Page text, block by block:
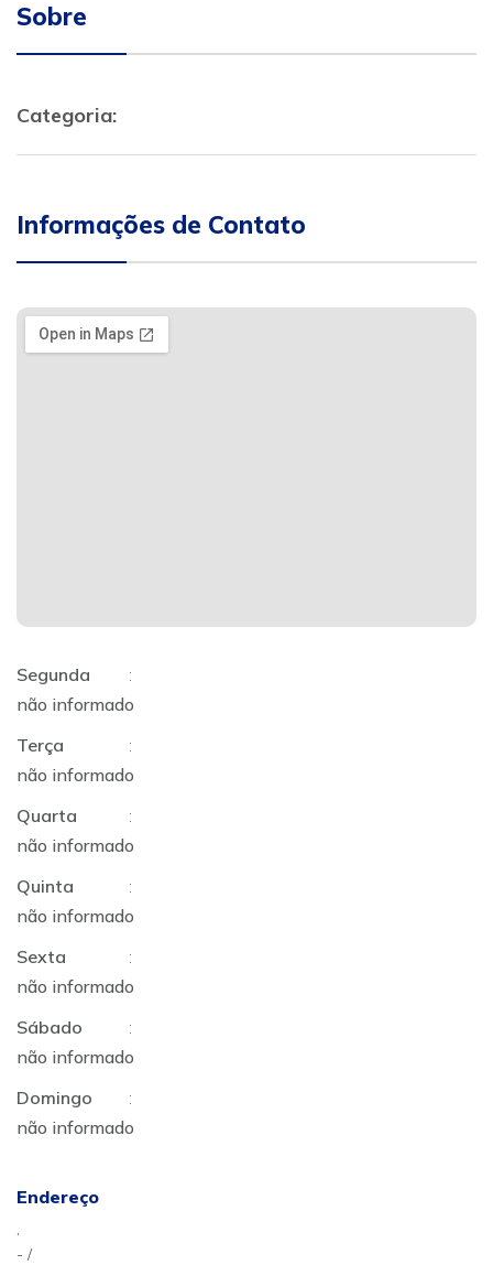
Sobre
Categoria:
Informações de Contato
Segunda
:
não informado
Terça
:
não informado
Quarta
:
não informado
Quinta
:
não informado
Sexta
:
não informado
Sábado
:
não informado
Domingo
:
não informado
Endereço
,
- /